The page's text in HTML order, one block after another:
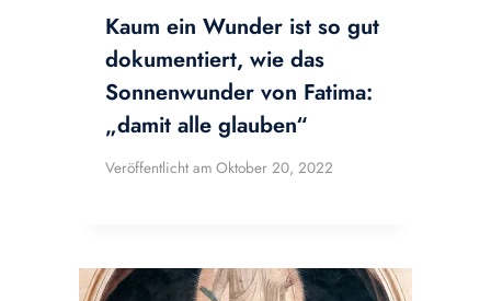
Kaum ein Wunder ist so gut
dokumentiert, wie das
Sonnenwunder von Fatima:
„damit alle glauben“
Veröffentlicht am Oktober 20, 2022